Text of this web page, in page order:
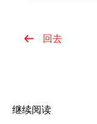
回去
继续阅读